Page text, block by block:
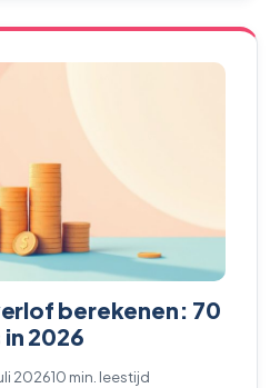
berekenen: 70
2026
202610 min. leestijd